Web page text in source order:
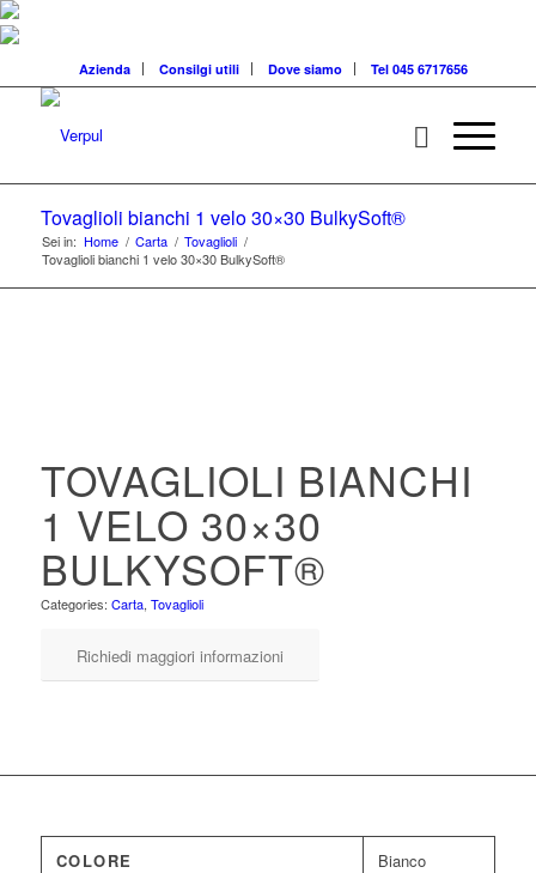
Azienda Consilgi utili Dove siamo Tel 045 6717656
Tovaglioli bianchi 1 velo 30×30 BulkySoft®
Sei in: Home / Carta / Tovaglioli /
Tovaglioli bianchi 1 velo 30×30 BulkySoft®
TOVAGLIOLI BIANCHI
1 VELO 30×30
BULKYSOFT®
Categories: Carta, Tovaglioli
Richiedi maggiori informazioni
COLORE Bianco